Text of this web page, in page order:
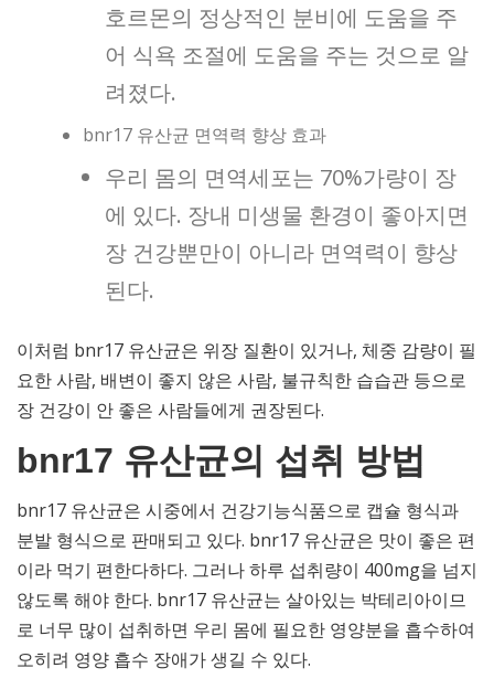
호르몬의 정상적인 분비에 도움을 주
어 식욕 조절에 도움을 주는 것으로 알
려졌다.
bnr17 유산균 면역력 향상 효과
우리 몸의 면역세포는 70%가량이 장
에 있다. 장내 미생물 환경이 좋아지면
장 건강뿐만이 아니라 면역력이 향상
된다.
이처럼 bnr17 유산균은 위장 질환이 있거나, 체중 감량이 필
요한 사람, 배변이 좋지 않은 사람, 불규칙한 습습관 등으로
장 건강이 안 좋은 사람들에게 권장된다.
bnr17 유산균의 섭취 방법
bnr17 유산균은 시중에서 건강기능식품으로 캡슐 형식과
분발 형식으로 판매되고 있다. bnr17 유산균은 맛이 좋은 편
이라 먹기 편한다하다. 그러나 하루 섭취량이 400mg을 넘지
않도록 해야 한다. bnr17 유산균는 살아있는 박테리아이므
로 너무 많이 섭취하면 우리 몸에 필요한 영양분을 흡수하여
오히려 영양 흡수 장애가 생길 수 있다.